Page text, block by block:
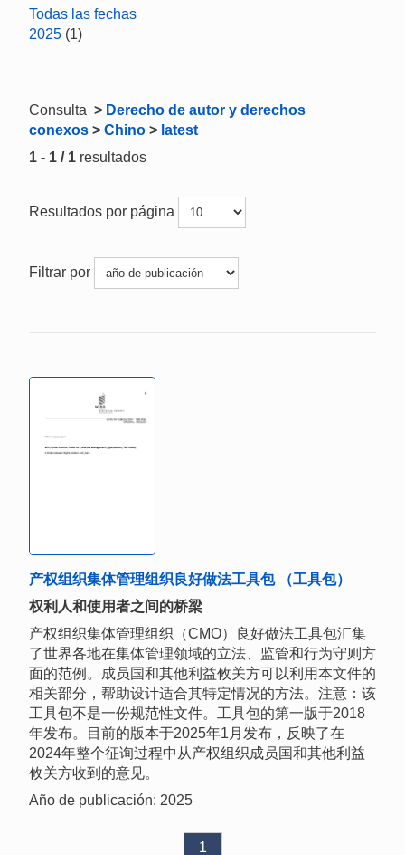
Todas las fechas
2025 (1)
Consulta > Derecho de autor y derechos
conexos > Chino > latest
1 - 1 / 1 resultados
Resultados por página
Filtrar por
产权组织集体管理组织良好做法工具包 （工具包）
权利人和使用者之间的桥梁
产权组织集体管理组织（CMO）良好做法工具包汇集
了世界各地在集体管理领域的立法、监管和行为守则方
面的范例。成员国和其他利益攸关方可以利用本文件的
相关部分，帮助设计适合其特定情况的方法。注意：该
工具包不是一份规范性文件。工具包的第一版于2018
年发布。目前的版本于2025年1月发布，反映了在
2024年整个征询过程中从产权组织成员国和其他利益
攸关方收到的意见。
Año de publicación: 2025
1